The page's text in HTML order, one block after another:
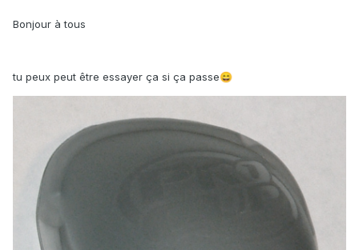
Bonjour à tous
tu peux peut être essayer ça si ça passe😄